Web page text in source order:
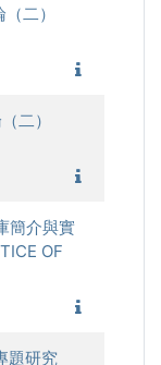
二）
二）
簡介與實
OF
題研究